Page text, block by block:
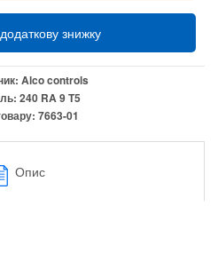
знижку
Alco controls
240 RA 9 T5
7663-01
Опис